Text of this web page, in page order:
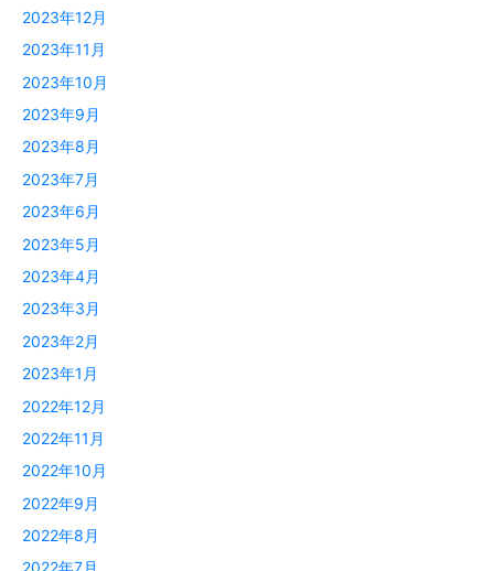
2023年12月
2023年11月
2023年10月
2023年9月
2023年8月
2023年7月
2023年6月
2023年5月
2023年4月
2023年3月
2023年2月
2023年1月
2022年12月
2022年11月
2022年10月
2022年9月
2022年8月